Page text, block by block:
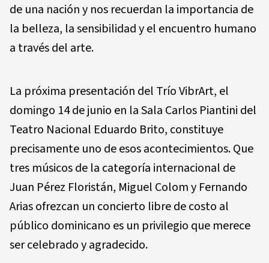
de una nación y nos recuerdan la importancia de
la belleza, la sensibilidad y el encuentro humano
a través del arte.
La próxima presentación del Trío VibrArt, el
domingo 14 de junio en la Sala Carlos Piantini del
Teatro Nacional Eduardo Brito, constituye
precisamente uno de esos acontecimientos. Que
tres músicos de la categoría internacional de
Juan Pérez Floristán, Miguel Colom y Fernando
Arias ofrezcan un concierto libre de costo al
público dominicano es un privilegio que merece
ser celebrado y agradecido.